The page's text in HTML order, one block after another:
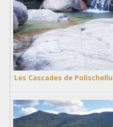
Les Cascades de Polischellu